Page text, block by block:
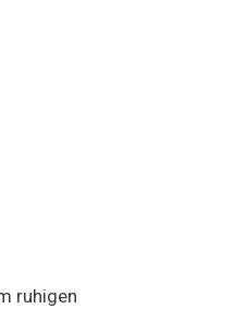
ruhigen